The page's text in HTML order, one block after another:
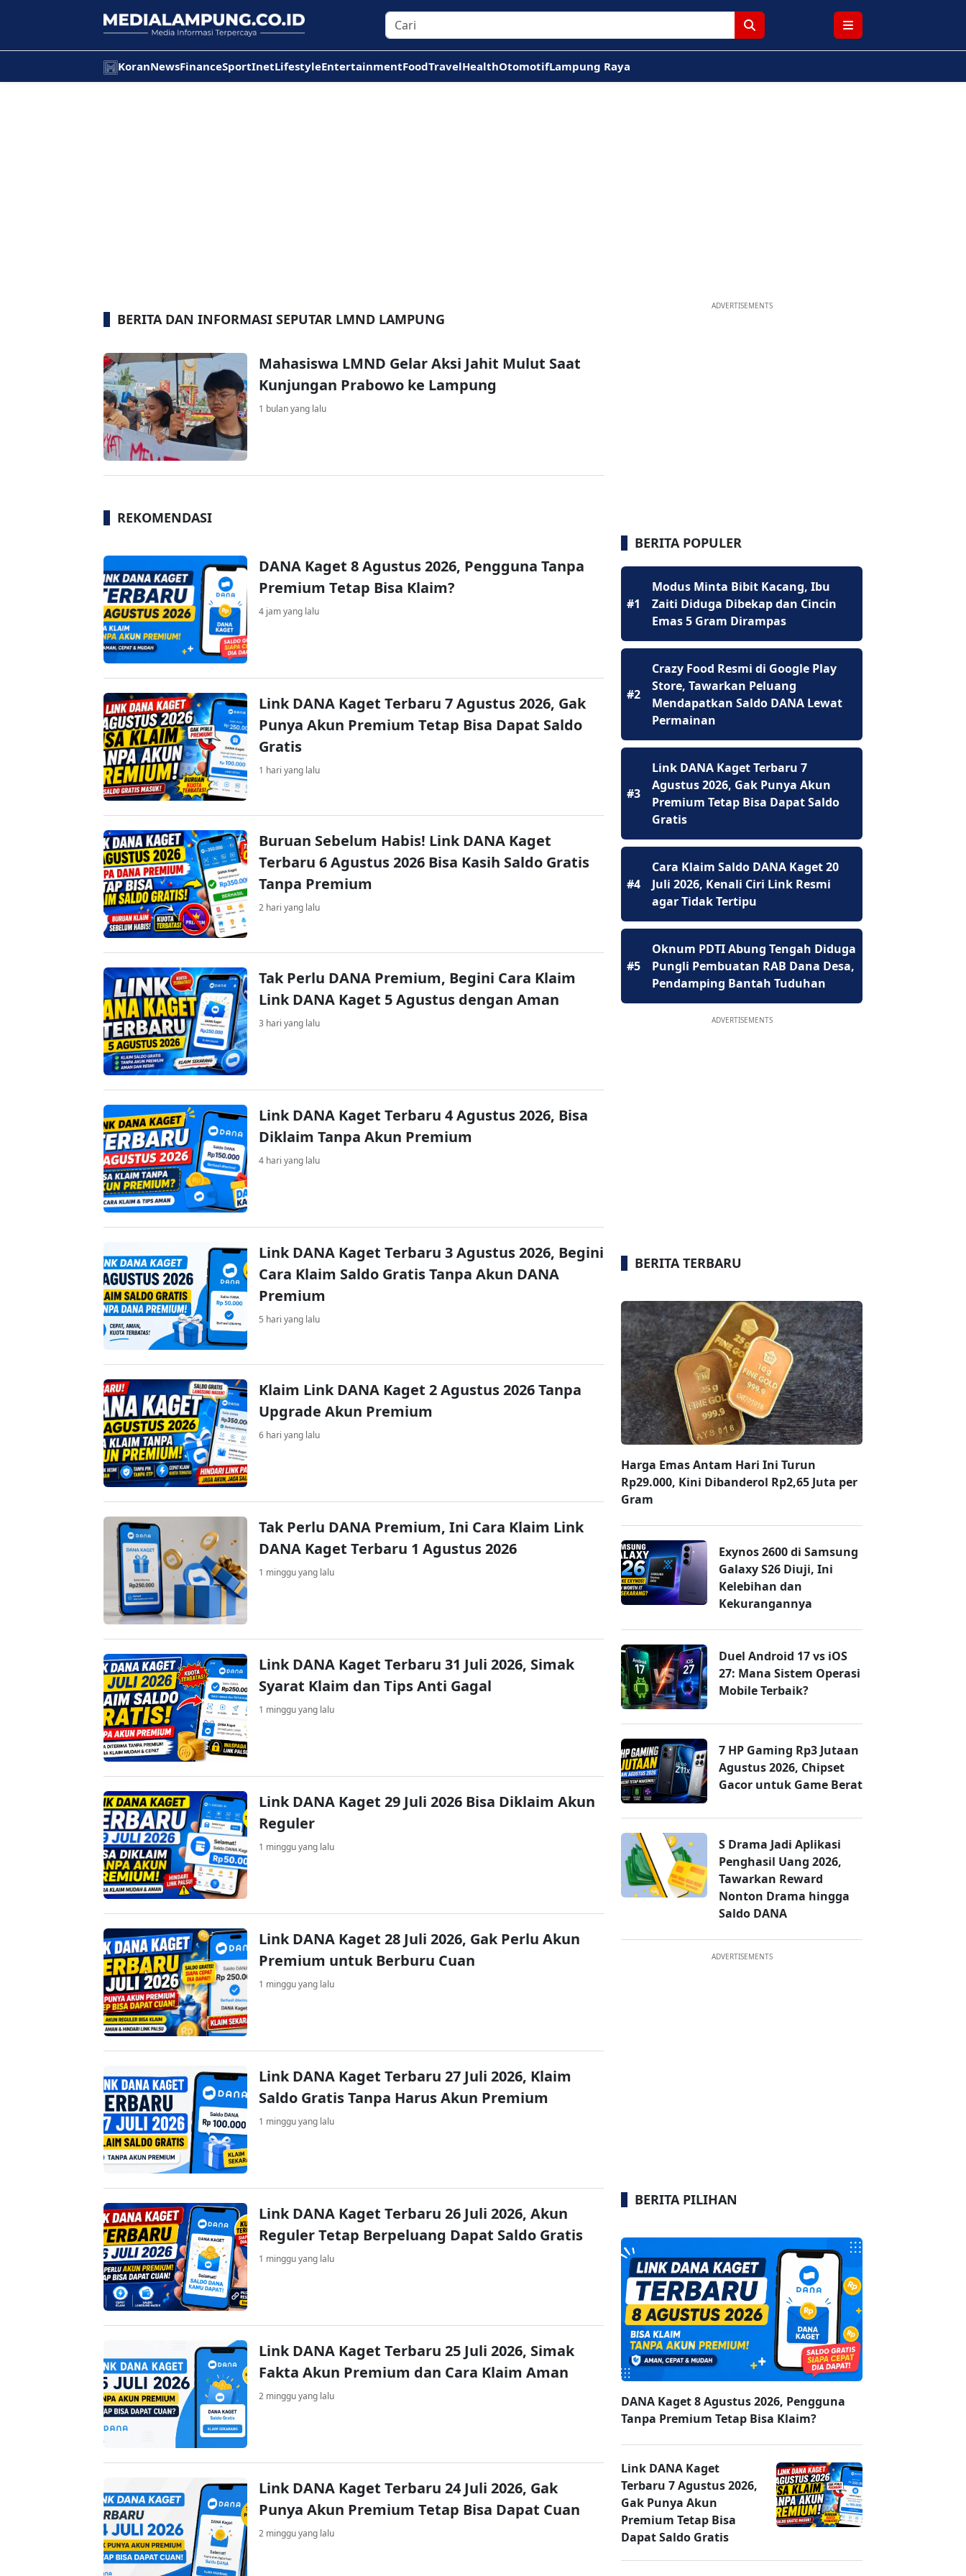
KoranNewsFinanceSportInetLifestyleEntertainmentFoodTravelHealthOtomotifLampung Raya
BERITA DAN INFORMASI SEPUTAR LMND LAMPUNG
Mahasiswa LMND Gelar Aksi Jahit Mulut Saat
Kunjungan Prabowo ke Lampung
1 bulan yang lalu
REKOMENDASI
DANA Kaget 8 Agustus 2026, Pengguna Tanpa
Premium Tetap Bisa Klaim?
4 jam yang lalu
Link DANA Kaget Terbaru 7 Agustus 2026, Gak
Punya Akun Premium Tetap Bisa Dapat Saldo
Gratis
1 hari yang lalu
Buruan Sebelum Habis! Link DANA Kaget
Terbaru 6 Agustus 2026 Bisa Kasih Saldo Gratis
Tanpa Premium
2 hari yang lalu
Tak Perlu DANA Premium, Begini Cara Klaim
Link DANA Kaget 5 Agustus dengan Aman
3 hari yang lalu
Link DANA Kaget Terbaru 4 Agustus 2026, Bisa
Diklaim Tanpa Akun Premium
4 hari yang lalu
Link DANA Kaget Terbaru 3 Agustus 2026, Begini
Cara Klaim Saldo Gratis Tanpa Akun DANA
Premium
5 hari yang lalu
Klaim Link DANA Kaget 2 Agustus 2026 Tanpa
Upgrade Akun Premium
6 hari yang lalu
Tak Perlu DANA Premium, Ini Cara Klaim Link
DANA Kaget Terbaru 1 Agustus 2026
1 minggu yang lalu
Link DANA Kaget Terbaru 31 Juli 2026, Simak
Syarat Klaim dan Tips Anti Gagal
1 minggu yang lalu
Link DANA Kaget 29 Juli 2026 Bisa Diklaim Akun
Reguler
1 minggu yang lalu
Link DANA Kaget 28 Juli 2026, Gak Perlu Akun
Premium untuk Berburu Cuan
1 minggu yang lalu
Link DANA Kaget Terbaru 27 Juli 2026, Klaim
Saldo Gratis Tanpa Harus Akun Premium
1 minggu yang lalu
Link DANA Kaget Terbaru 26 Juli 2026, Akun
Reguler Tetap Berpeluang Dapat Saldo Gratis
1 minggu yang lalu
Link DANA Kaget Terbaru 25 Juli 2026, Simak
Fakta Akun Premium dan Cara Klaim Aman
2 minggu yang lalu
Link DANA Kaget Terbaru 24 Juli 2026, Gak
Punya Akun Premium Tetap Bisa Dapat Cuan
2 minggu yang lalu
ADVERTISEMENTS
BERITA POPULER
#1
Modus Minta Bibit Kacang, Ibu
Zaiti Diduga Dibekap dan Cincin
Emas 5 Gram Dirampas
#2
Crazy Food Resmi di Google Play
Store, Tawarkan Peluang
Mendapatkan Saldo DANA Lewat
Permainan
#3
Link DANA Kaget Terbaru 7
Agustus 2026, Gak Punya Akun
Premium Tetap Bisa Dapat Saldo
Gratis
#4
Cara Klaim Saldo DANA Kaget 20
Juli 2026, Kenali Ciri Link Resmi
agar Tidak Tertipu
#5
Oknum PDTI Abung Tengah Diduga
Pungli Pembuatan RAB Dana Desa,
Pendamping Bantah Tuduhan
ADVERTISEMENTS
BERITA TERBARU
Harga Emas Antam Hari Ini Turun
Rp29.000, Kini Dibanderol Rp2,65 Juta per
Gram
Exynos 2600 di Samsung
Galaxy S26 Diuji, Ini
Kelebihan dan
Kekurangannya
Duel Android 17 vs iOS
27: Mana Sistem Operasi
Mobile Terbaik?
7 HP Gaming Rp3 Jutaan
Agustus 2026, Chipset
Gacor untuk Game Berat
S Drama Jadi Aplikasi
Penghasil Uang 2026,
Tawarkan Reward
Nonton Drama hingga
Saldo DANA
ADVERTISEMENTS
BERITA PILIHAN
DANA Kaget 8 Agustus 2026, Pengguna
Tanpa Premium Tetap Bisa Klaim?
Link DANA Kaget
Terbaru 7 Agustus 2026,
Gak Punya Akun
Premium Tetap Bisa
Dapat Saldo Gratis